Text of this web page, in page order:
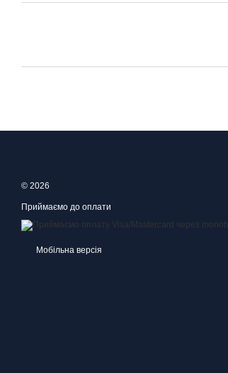
© 2026
Приймаємо до оплати
Мобільна версія